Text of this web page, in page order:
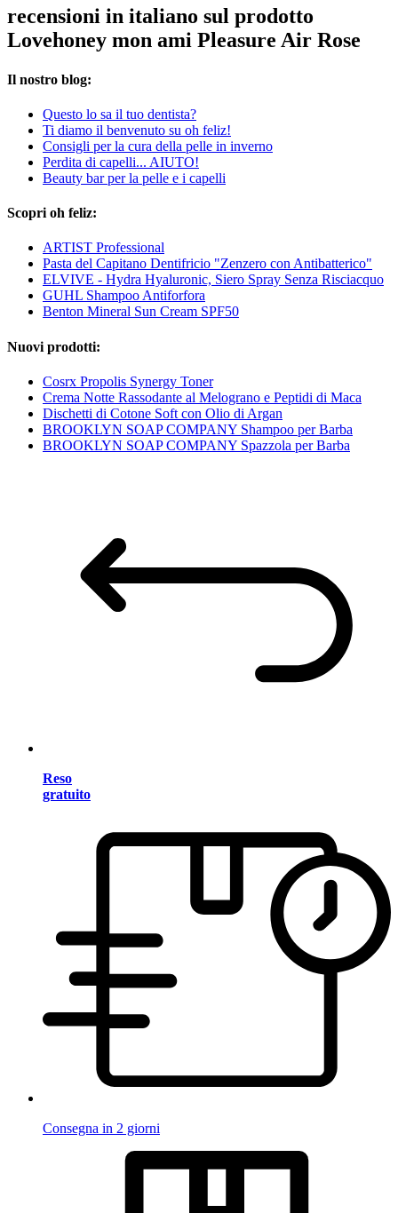
recensioni in italiano sul prodotto
Lovehoney mon ami Pleasure Air Rose
Il nostro blog:
Questo lo sa il tuo dentista?
Ti diamo il benvenuto su oh feliz!
Consigli per la cura della pelle in inverno
Perdita di capelli... AIUTO!
Beauty bar per la pelle e i capelli
Scopri oh feliz:
ARTIST Professional
Pasta del Capitano Dentifricio "Zenzero con Antibatterico"
ELVIVE - Hydra Hyaluronic, Siero Spray Senza Risciacquo
GUHL Shampoo Antiforfora
Benton Mineral Sun Cream SPF50
Nuovi prodotti:
Cosrx Propolis Synergy Toner
Crema Notte Rassodante al Melograno e Peptidi di Maca
Dischetti di Cotone Soft con Olio di Argan
BROOKLYN SOAP COMPANY Shampoo per Barba
BROOKLYN SOAP COMPANY Spazzola per Barba
Reso
gratuito
Consegna in 2 giorni